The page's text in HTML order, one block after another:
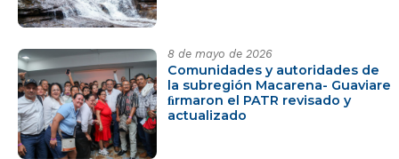
8 de mayo de 2026
Comunidades y autoridades de
la subregión Macarena- Guaviare
ﬁrmaron el PATR revisado y
actualizado